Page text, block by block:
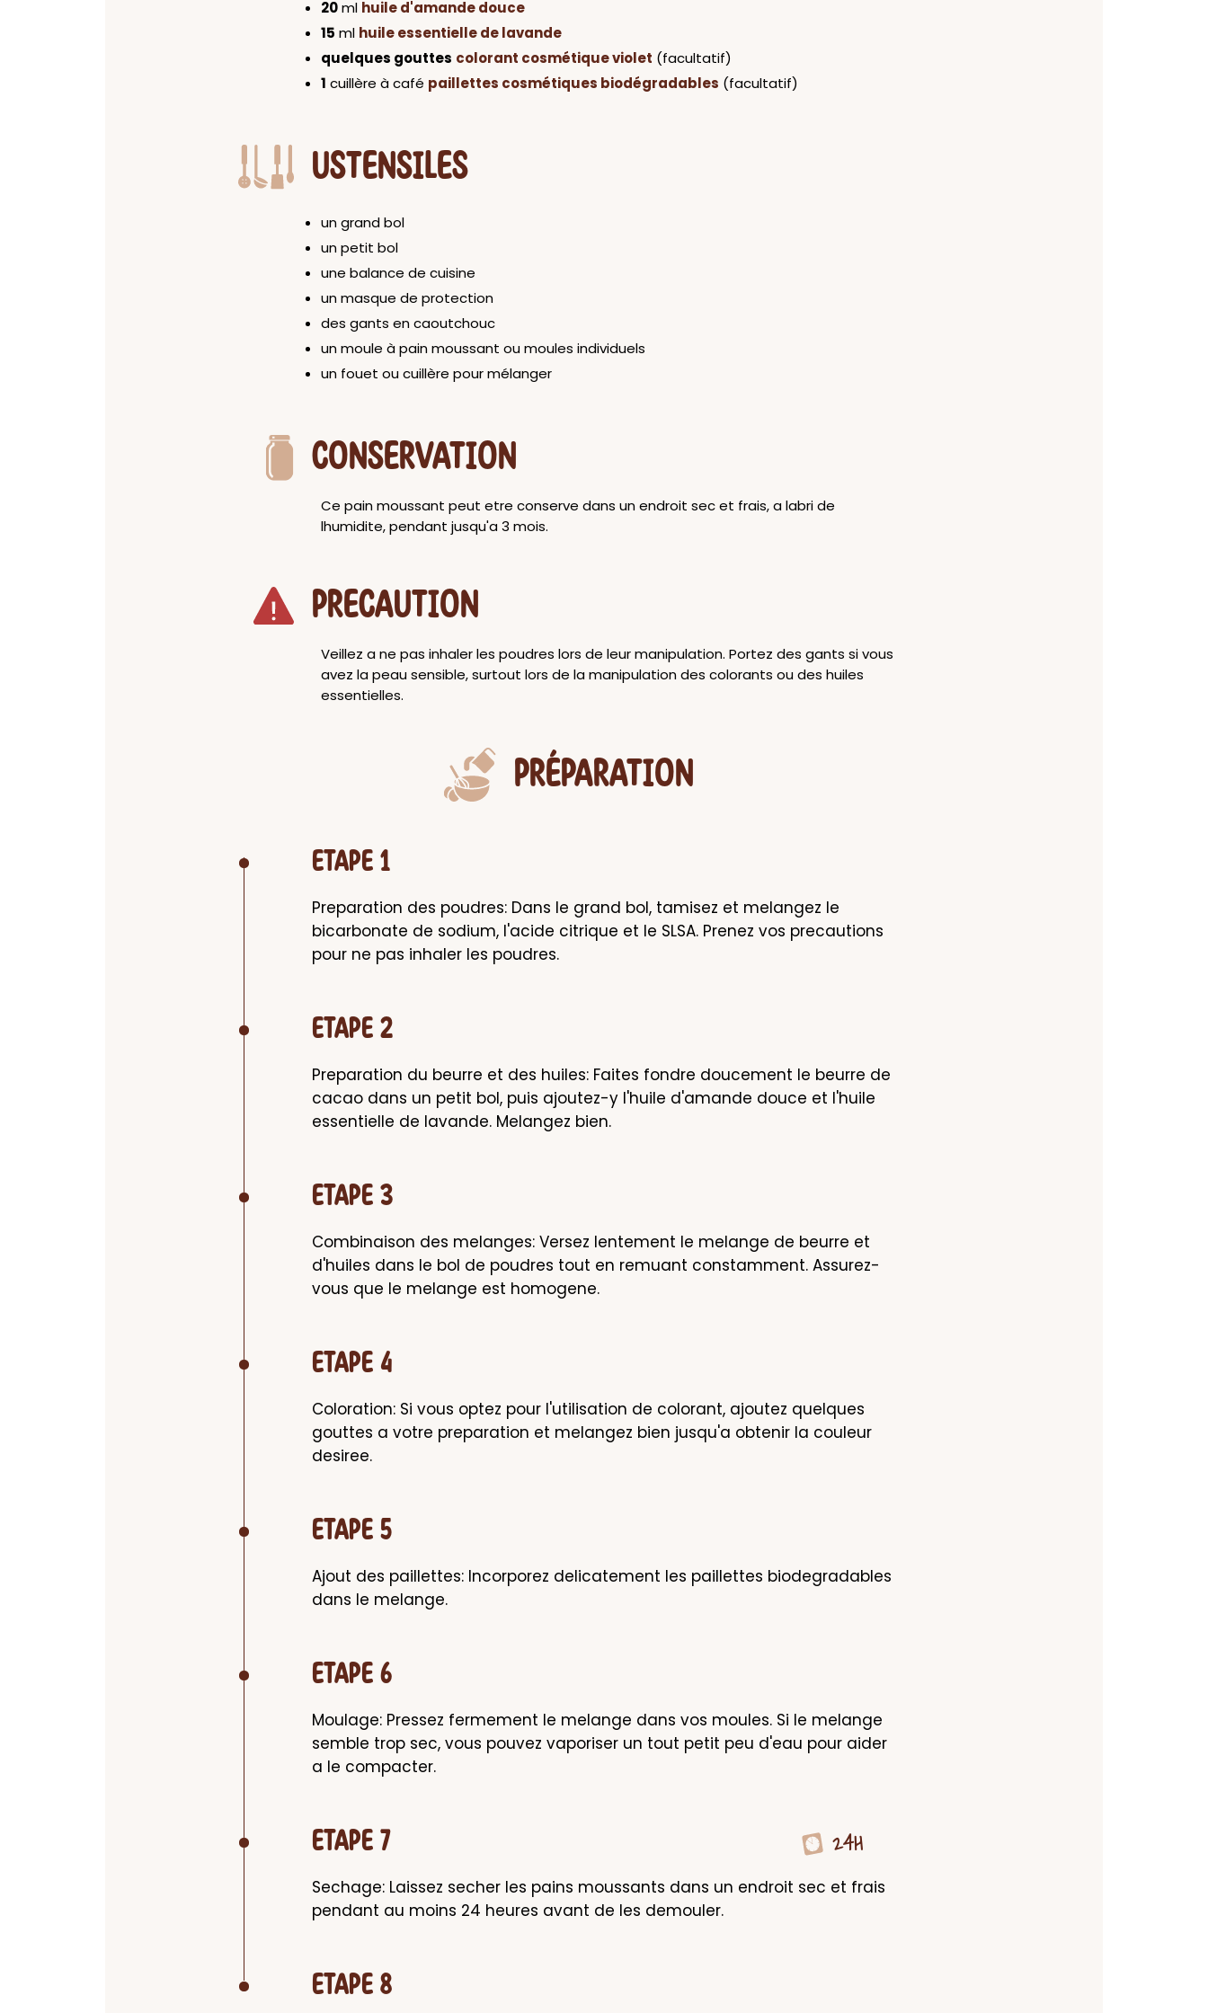
20ml huile d'amande douce
15 ml huile essentielle de lavande
quelques gouttes colorant cosmétique violet (facultatif)
1 cuillère à café paillettes cosmétiques biodégradables (facultatif)
USTENSILES
un grand bol
un petit bol
une balance de cuisine
un masque de protection
des gants en caoutchouc
un moule à pain moussant ou moules individuels
un fouet ou cuillère pour mélanger
CONSERVATION
Ce pain moussant peut etre conserve dans un endroit sec et frais, a labri de
lhumidite, pendant jusqu'a 3 mois.
PRECAUTION
Veillez a ne pas inhaler les poudres lors de leur manipulation. Portez des gants si vous
avez la peau sensible, surtout lors de la manipulation des colorants ou des huiles
essentielles.
PRÉPARATION
ETAPE 1
Preparation des poudres: Dans le grand bol, tamisez et melangez le
bicarbonate de sodium, l'acide citrique et le SLSA. Prenez vos precautions
pour ne pas inhaler les poudres.
ETAPE 2
Preparation du beurre et des huiles: Faites fondre doucement le beurre de
cacao dans un petit bol, puis ajoutez-y l'huile d'amande douce et l'huile
essentielle de lavande. Melangez bien.
ETAPE 3
Combinaison des melanges: Versez lentement le melange de beurre et
d'huiles dans le bol de poudres tout en remuant constamment. Assurez-
vous que le melange est homogene.
ETAPE 4
Coloration: Si vous optez pour l'utilisation de colorant, ajoutez quelques
gouttes a votre preparation et melangez bien jusqu'a obtenir la couleur
desiree.
ETAPE 5
Ajout des paillettes: Incorporez delicatement les paillettes biodegradables
dans le melange.
ETAPE 6
Moulage: Pressez fermement le melange dans vos moules. Si le melange
semble trop sec, vous pouvez vaporiser un tout petit peu d'eau pour aider
a le compacter.
ETAPE 7 24H
Sechage: Laissez secher les pains moussants dans un endroit sec et frais
pendant au moins 24 heures avant de les demouler.
ETAPE 8